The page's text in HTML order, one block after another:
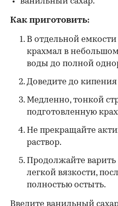
Как приготовить:
В отдельной
крахмал в
воды до полной
Доведите до кипения
Медленно, тонкой
подготовленную
Не прекращайте
раствор.
Продолжайте
легкой вязкости,
полностью остыть.